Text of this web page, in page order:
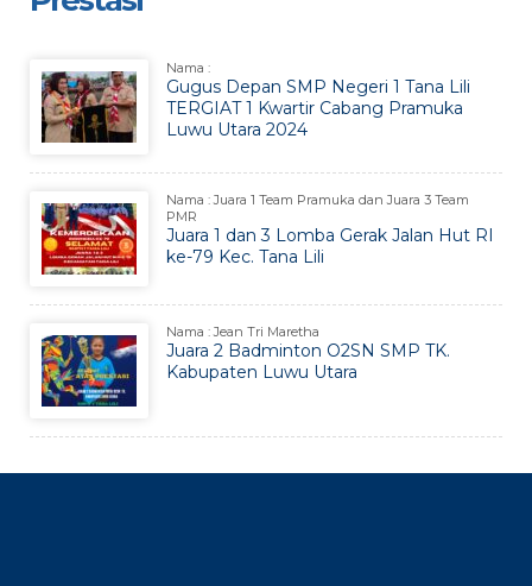
Nama :
Gugus Depan SMP Negeri 1 Tana Lili
TERGIAT 1 Kwartir Cabang Pramuka
Luwu Utara 2024
Nama : Juara 1 Team Pramuka dan Juara 3 Team
PMR
Juara 1 dan 3 Lomba Gerak Jalan Hut RI
ke-79 Kec. Tana Lili
Nama : Jean Tri Maretha
Juara 2 Badminton O2SN SMP TK.
Kabupaten Luwu Utara